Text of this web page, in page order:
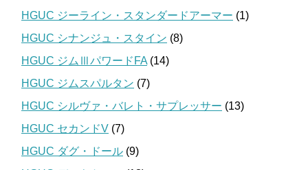
HGUC ジーライン・スタンダードアーマー (1)
HGUC シナンジュ・スタイン (8)
HGUC ジムⅢパワードFA (14)
HGUC ジムスパルタン (7)
HGUC シルヴァ・バレト・サプレッサー (13)
HGUC セカンドV (7)
HGUC ダグ・ドール (9)